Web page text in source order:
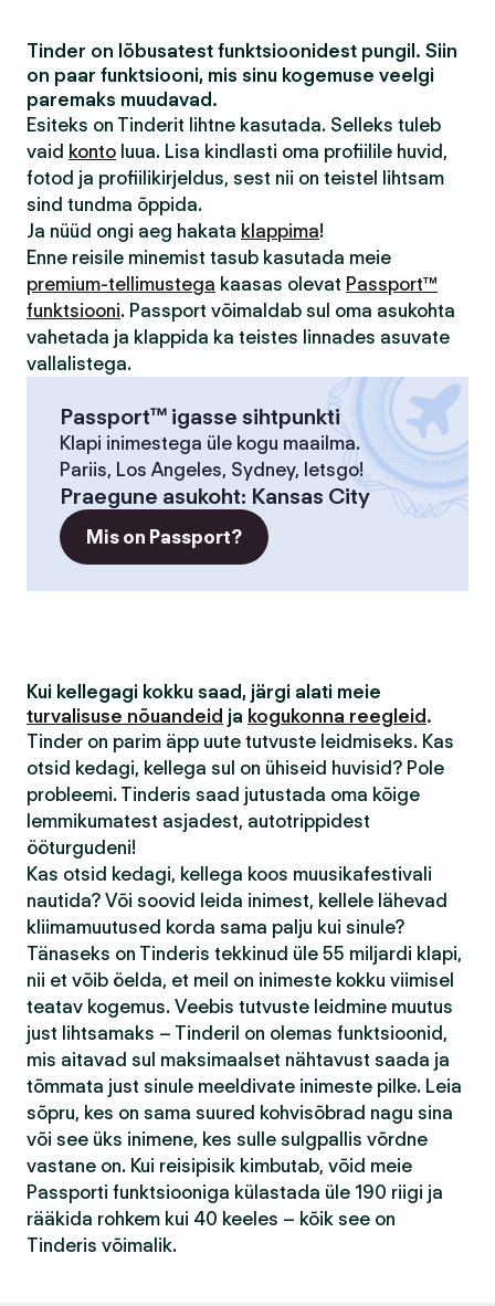
Tinder on lõbusatest funktsioonidest pungil. Siin
on paar funktsiooni, mis sinu kogemuse veelgi
paremaks muudavad.
Esiteks on Tinderit lihtne kasutada. Selleks tuleb
vaid konto luua. Lisa kindlasti oma profiilile huvid,
fotod ja profiilikirjeldus, sest nii on teistel lihtsam
sind tundma õppida.
Ja nüüd ongi aeg hakata klappima!
Enne reisile minemist tasub kasutada meie
premium-tellimustega kaasas olevat Passport™
funktsiooni. Passport võimaldab sul oma asukohta
vahetada ja klappida ka teistes linnades asuvate
vallalistega.
Passport™ igasse sihtpunkti
Klapi inimestega üle kogu maailma.
Pariis, Los Angeles, Sydney, letsgo!
Praegune asukoht: Kansas City
Mis on Passport?
Kui kellegagi kokku saad, järgi alati meie
turvalisuse nõuandeid ja kogukonna reegleid .
Tinder on parim äpp uute tutvuste leidmiseks. Kas
otsid kedagi, kellega sul on ühiseid huvisid? Pole
probleemi. Tinderis saad jutustada oma kõige
lemmikumatest asjadest, autotrippidest
ööturgudeni!
Kas otsid kedagi, kellega koos muusikafestivali
nautida? Või soovid leida inimest, kellele lähevad
kliimamuutused korda sama palju kui sinule?
Tänaseks on Tinderis tekkinud üle 55 miljardi klapi,
nii et võib öelda, et meil on inimeste kokku viimisel
teatav kogemus. Veebis tutvuste leidmine muutus
just lihtsamaks – Tinderil on olemas funktsioonid,
mis aitavad sul maksimaalset nähtavust saada ja
tõmmata just sinule meeldivate inimeste pilke. Leia
sõpru, kes on sama suured kohvisõbrad nagu sina
või see üks inimene, kes sulle sulgpallis võrdne
vastane on. Kui reisipisik kimbutab, võid meie
Passporti funktsiooniga külastada üle 190 riigi ja
rääkida rohkem kui 40 keeles – kõik see on
Tinderis võimalik.